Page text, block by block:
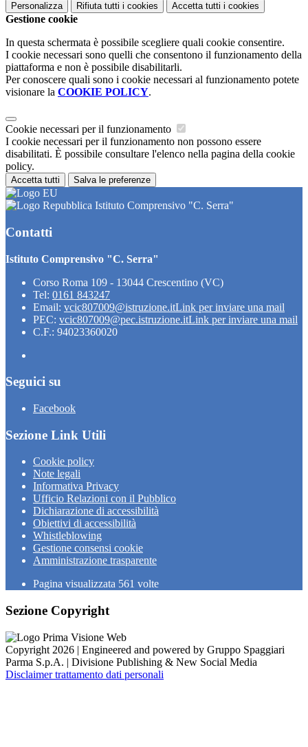
Personalizza Rifiuta tutti i cookies Accetta tutti i cookies
Gestione cookie
In questa schermata è possibile scegliere quali cookie consentire.
I cookie necessari sono quelli che consentono il funzionamento della
piattaforma e non è possibile disabilitarli.
Per conoscere quali sono i cookie necessari al funzionamento potete
visionare la COOKIE POLICY.
Cookie necessari per il funzionamento
I cookie necessari per il funzionamento non possono essere
disabilitati. È possibile consultare l'elenco nella pagina della cookie
policy.
Accetta tutti Salva le preferenze
Istituto Comprensivo "C. Serra"
Contatti
Istituto Comprensivo "C. Serra"
Corso Roma 109 - 13044 Crescentino (VC)
Tel: 0161 843247
Email: vcic807009@istruzione.itLink per inviare una mail
PEC: vcic807009@pec.istruzione.itLink per inviare una mail
C.F.: 94023360020
Seguici su
Facebook
Sezione Link Utili
Cookie policy
Note legali
Informativa Privacy
Ufficio Relazioni con il Pubblico
Dichiarazione di accessibilità
Obiettivi di accessibilità
Whistleblowing
Gestione consensi cookie
Amministrazione trasparente
Pagina visualizzata 561 volte
Sezione Copyright
Copyright 2026 | Engineered and powered by Gruppo Spaggiari
Parma S.p.A. | Divisione Publishing & New Social Media
Disclaimer trattamento dati personali